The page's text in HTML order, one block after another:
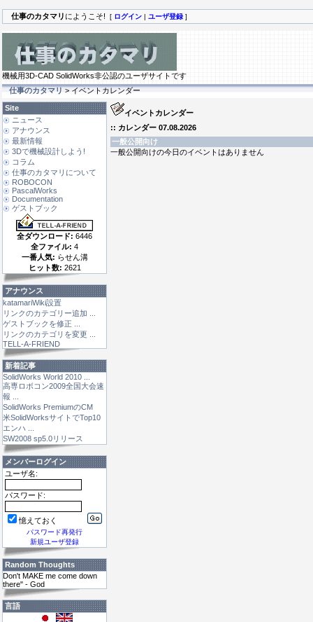
仕事のカタマリ にようこそ! [ ログイン | ユーザ登録 ]
機械用3D-CAD SolidWorks非公認のユーザサイトです
仕事のカタマリ> イベントカレンダー
Site
ニュース
アナウンス
最新情報
3Dで機械設計しよう!
コラム
仕事のカタマリについて
ROBOCON
PascalWorks
Documentation
ゲストブック
全ダウンロード: 6446
全ファイル: 4
一番人気: らせん溝
ヒット数: 2621
アナウンス
katamariWiki設置
リンクのカテゴリー追加 ...
ゲストブックを修正 ...
リンクのカテゴリを変更 ...
TELL-A-FRIEND
新着記事
SolidWorks World 2010 ...
高専ロボコン2009全国大会速
報 ...
SolidWorks PremiumのCM
米SolidWorksサイトでTop10
エンハ ...
SW2008 sp5.0リリース
メンバーログイン
ユーザ名:
パスワード:
憶えておく
パスワード再発行
新規ユーザ登録
Random Thoughts
Don't MAKE me come down
there" - God
言語
イベントカレンダー
:: カレンダー 07.08.2026
一般公開向け
一般公開向けの今日のイベントはありません